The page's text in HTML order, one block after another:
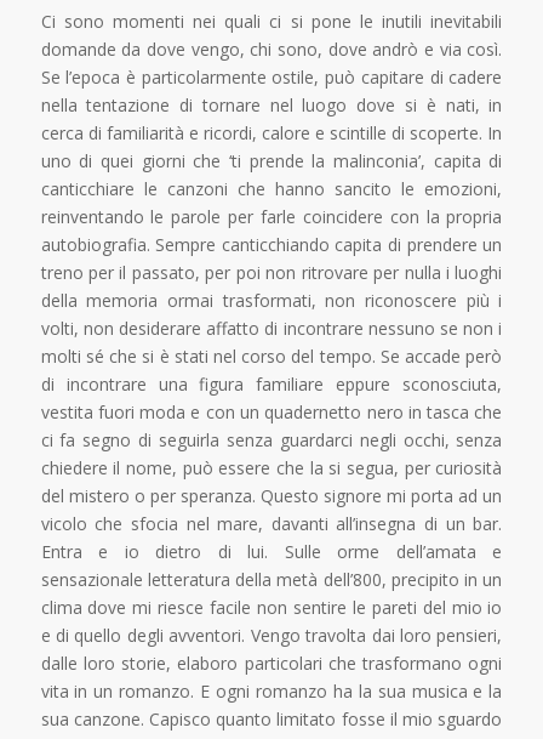
Ci sono momenti nei quali ci si pone le inutili inevitabili
domande da dove vengo, chi sono, dove andrò e via così.
Se l’epoca è particolarmente ostile, può capitare di cadere
nella tentazione di tornare nel luogo dove si è nati, in
cerca di familiarità e ricordi, calore e scintille di scoperte. In
uno di quei giorni che ‘ti prende la malinconia’, capita di
canticchiare le canzoni che hanno sancito le emozioni,
reinventando le parole per farle coincidere con la propria
autobiografia. Sempre canticchiando capita di prendere un
treno per il passato, per poi non ritrovare per nulla i luoghi
della memoria ormai trasformati, non riconoscere più i
volti, non desiderare affatto di incontrare nessuno se non i
molti sé che si è stati nel corso del tempo. Se accade però
di incontrare una figura familiare eppure sconosciuta,
vestita fuori moda e con un quadernetto nero in tasca che
ci fa segno di seguirla senza guardarci negli occhi, senza
chiedere il nome, può essere che la si segua, per curiosità
del mistero o per speranza. Questo signore mi porta ad un
vicolo che sfocia nel mare, davanti all’insegna di un bar.
Entra e io dietro di lui. Sulle orme dell’amata e
sensazionale letteratura della metà dell’800, precipito in un
clima dove mi riesce facile non sentire le pareti del mio io
e di quello degli avventori. Vengo travolta dai loro pensieri,
dalle loro storie, elaboro particolari che trasformano ogni
vita in un romanzo. E ogni romanzo ha la sua musica e la
sua canzone. Capisco quanto limitato fosse il mio sguardo